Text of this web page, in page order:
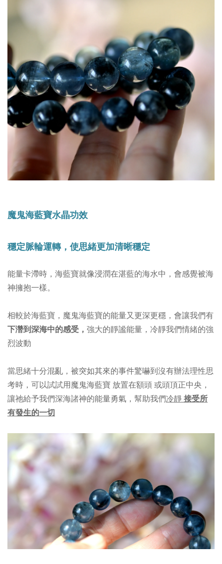
魔鬼海藍寶水晶功效
穩定脈輪運轉，使思緒更加清晰穩定
能量卡滯時，海藍寶就像浸潤在湛藍的海水中，會感覺被海
神擁抱一樣。
相較於海藍寶，魔鬼海藍寶的能量又更深更穩，會讓我們有
下濳到深海中的感受， 強大的靜謐能量，冷靜我們情緒的強
烈波動
當思緒十分混亂，被突如其來的事件驚嚇到沒有辦法理性思
考時，可以試試用魔鬼海藍寶 放置在額頭 或頭頂正中央，
讓祂給予我們深海諸神的能量勇氣，幫助我們冷靜接受所
有發生的一切